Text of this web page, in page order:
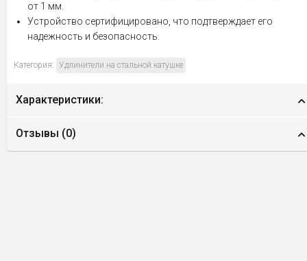
от 1 мм.
Устройство сертифицировано, что подтверждает его
надежность и безопасность.
Категория: Удлинители на стальной катушке
Характеристики:
Отзывы (0)